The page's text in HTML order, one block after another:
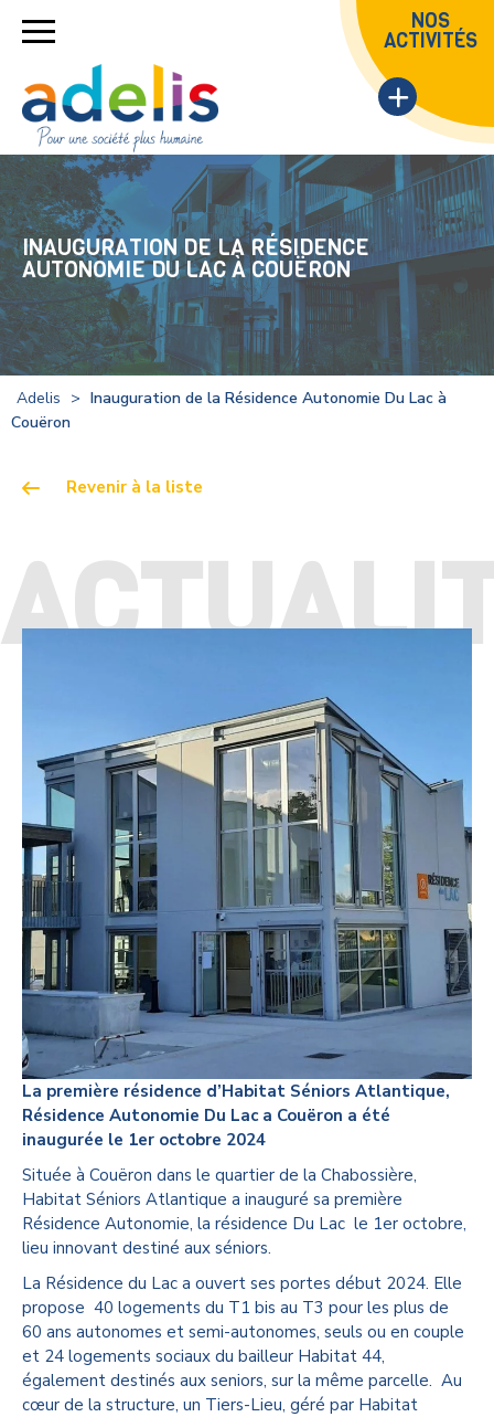
NOS
ACTIVITÉS
INAUGURATION DE LA RÉSIDENCE
AUTONOMIE DU LAC À COUËRON
Adelis > Inauguration de la Résidence Autonomie Du Lac à
Couëron
Revenir à la liste
La première résidence d’Habitat Séniors Atlantique,
Résidence Autonomie Du Lac a Couëron a été
inaugurée le 1er octobre 2024
Située à Couëron dans le quartier de la Chabossière,
Habitat Séniors Atlantique a inauguré sa première
Résidence Autonomie, la résidence Du Lac le 1er octobre,
lieu innovant destiné aux séniors.
La Résidence du Lac a ouvert ses portes début 2024. Elle
propose 40 logements du T1 bis au T3 pour les plus de
60 ans autonomes et semi-autonomes, seuls ou en couple
et 24 logements sociaux du bailleur Habitat 44,
également destinés aux seniors, sur la même parcelle. Au
cœur de la structure, un Tiers-Lieu, géré par Habitat